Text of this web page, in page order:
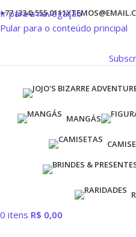
Ir para a navegação
Pular para o conteúdo principal
+77 (334) 555 0111
MANGÁS
0 itens R$ 0,00